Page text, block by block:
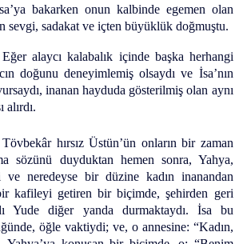
bakarken onun kalbinde egemen olan
sevgi, sadakat ve içten büyüklük doğmuştu.
Eğer alaycı kalabalık içinde başka herhangi
doğunu deneyimlemiş olsaydı ve İsa’nın
inanan hayduda gösterilmiş olan aynı
alırdı.
Tövbekâr hırsız Üstün’ün onların bir zaman
sözünü duyduktan hemen sonra, Yahya,
ve neredeyse bir düzine kadın inanandan
kafileyi getiren bir biçimde, şehirden geri
Yude diğer yanda durmaktaydı. İsa bu
öğle vaktiydi; ve, o annesine: “Kadın,